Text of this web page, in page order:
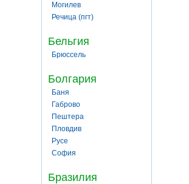
Могилев
Речица (пгт)
Бельгия
Брюссель
Болгария
Баня
Габрово
Пештера
Пловдив
Русе
София
Бразилия